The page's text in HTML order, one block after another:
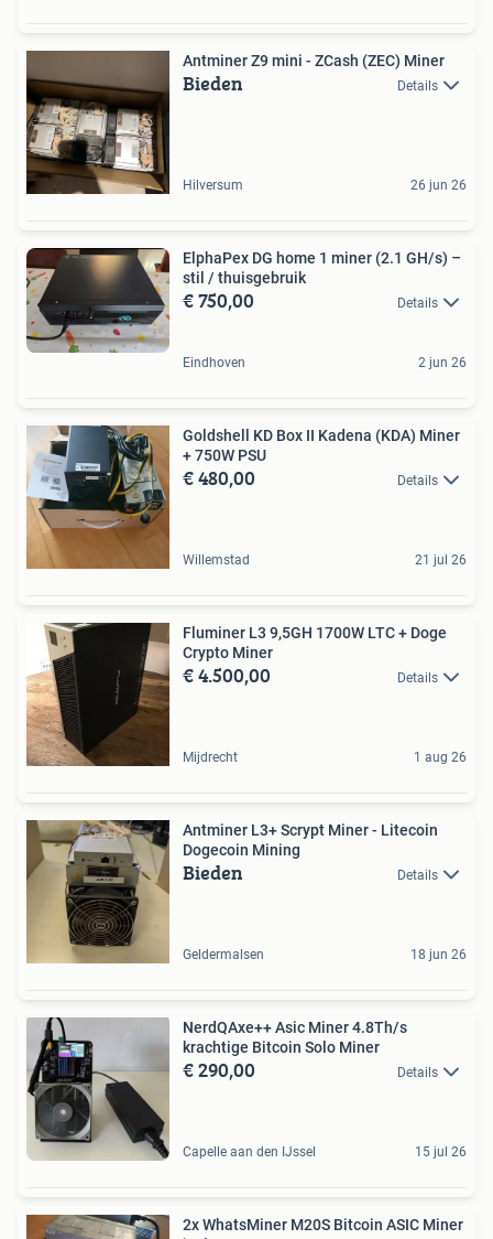
Antminer Z9 mini - ZCash (ZEC) Miner
Bieden Details
Hilversum 26 jun 26
ElphaPex DG home 1 miner (2.1 GH/s) –
stil / thuisgebruik
€ 750,00 Details
Eindhoven 2 jun 26
Goldshell KD Box II Kadena (KDA) Miner
+ 750W PSU
€ 480,00 Details
Willemstad 21 jul 26
Fluminer L3 9,5GH 1700W LTC + Doge
Crypto Miner
€ 4.500,00 Details
Mijdrecht 1 aug 26
Antminer L3+ Scrypt Miner - Litecoin
Dogecoin Mining
Bieden Details
Geldermalsen 18 jun 26
NerdQAxe++ Asic Miner 4.8Th/s
krachtige Bitcoin Solo Miner
€ 290,00 Details
Capelle aan den IJssel 15 jul 26
2x WhatsMiner M20S Bitcoin ASIC Miner